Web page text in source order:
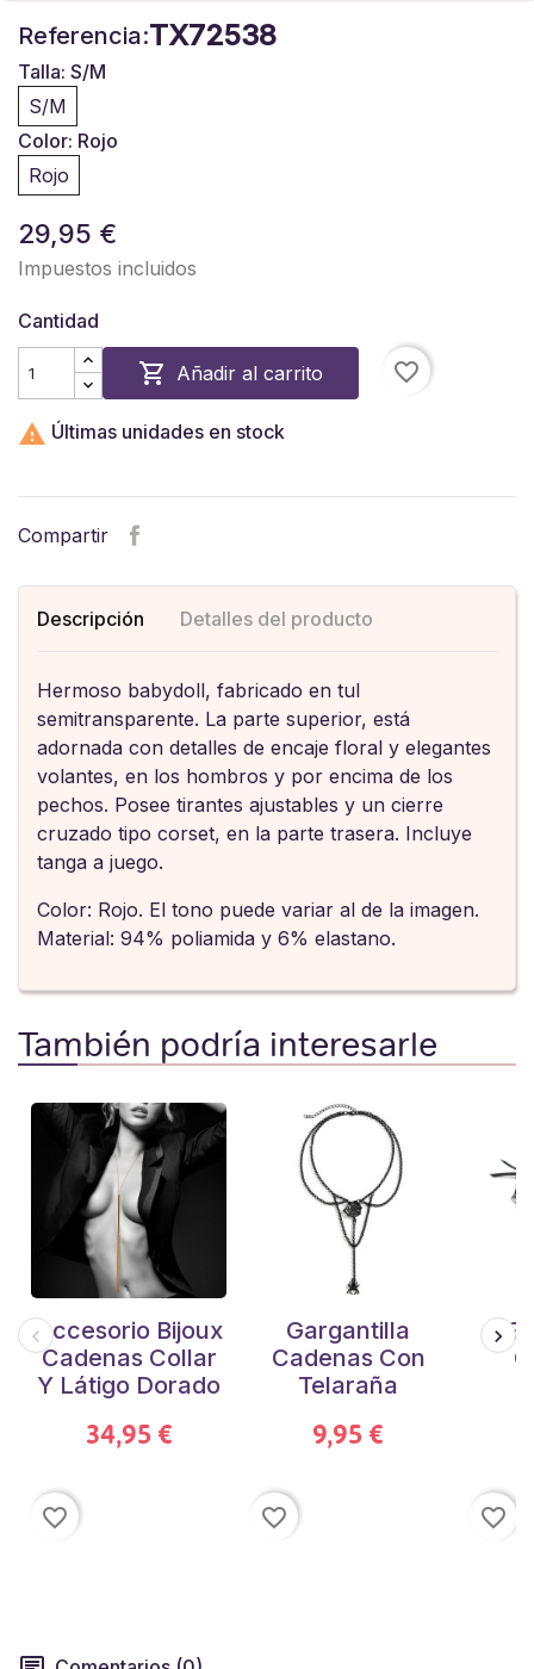
Referencia:TX72538
Talla: S/M
S/M
Color: Rojo
Rojo
29,95 €
Impuestos incluidos
Cantidad
 Añadir al carrito favorite_border
 Últimas unidades en stock
Compartir
Descripción Detalles del producto
Hermoso babydoll, fabricado en tul
semitransparente. La parte superior, está
adornada con detalles de encaje floral y elegantes
volantes, en los hombros y por encima de los
pechos. Posee tirantes ajustables y un cierre
cruzado tipo corset, en la parte trasera. Incluye
tanga a juego.
Color: Rojo. El tono puede variar al de la imagen.
Material: 94% poliamida y 6% elastano.
También podría interesarle
Accesorio Bijoux
Cadenas Collar
Y Látigo Dorado
34,95 €
favorite_border
Gargantilla
Cadenas Con
Telaraña
9,95 €
favorite_border favorite_border